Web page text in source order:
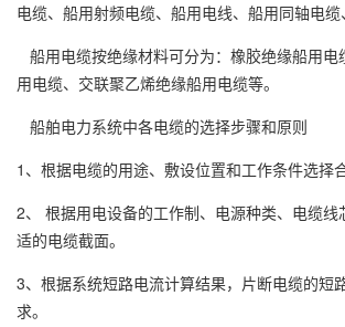
电缆、船用射频电缆、船用电线、船用同轴电缆
船用电缆按绝缘材料可分为：橡胶绝缘船用电
用电缆、交联聚乙烯绝缘船用电缆等。
船舶电力系统中各电缆的选择步骤和原则
1、根据电缆的用途、敷设位置和工作条件选择
2、 根据用电设备的工作制、电源种类、电缆
适的电缆截面。
3、根据系统短路电流计算结果，片断电缆的短
求。